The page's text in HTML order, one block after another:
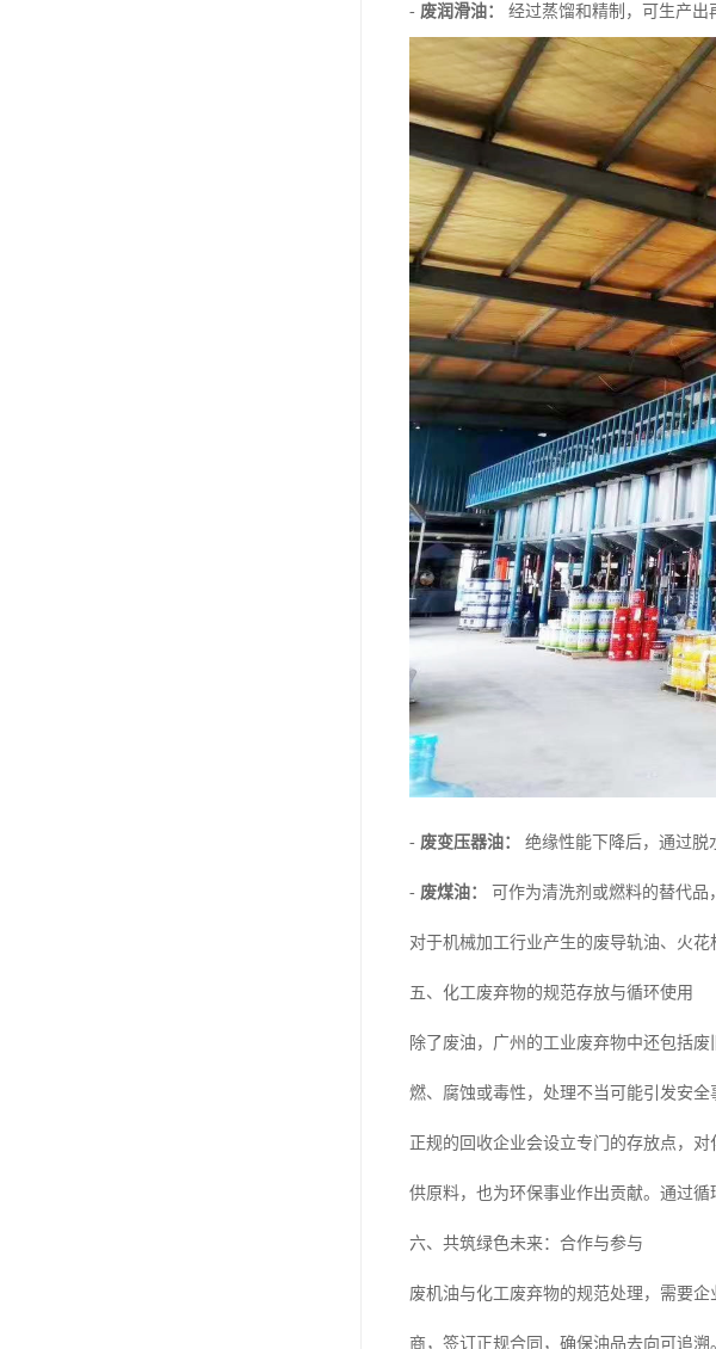
- 废润滑油： 经过蒸馏和精制，可生产出
- 废变压器油： 绝缘性能下降后，通过脱
- 废煤油： 可作为清洗剂或燃料的替代品
对于机械加工行业产生的废导轨油、火
五、化工废弃物的规范存放与循环使用
除了废油，广州的工业废弃物中还包括
燃、腐蚀或毒性，处理不当可能引发安全
正规的回收企业会设立专门的存放点，
供原料，也为环保事业作出贡献。通过
六、共筑绿色未来：合作与参与
废机油与化工废弃物的规范处理，需要
商，签订正规合同，确保油品去向可追